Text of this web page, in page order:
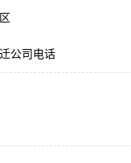
公司电话